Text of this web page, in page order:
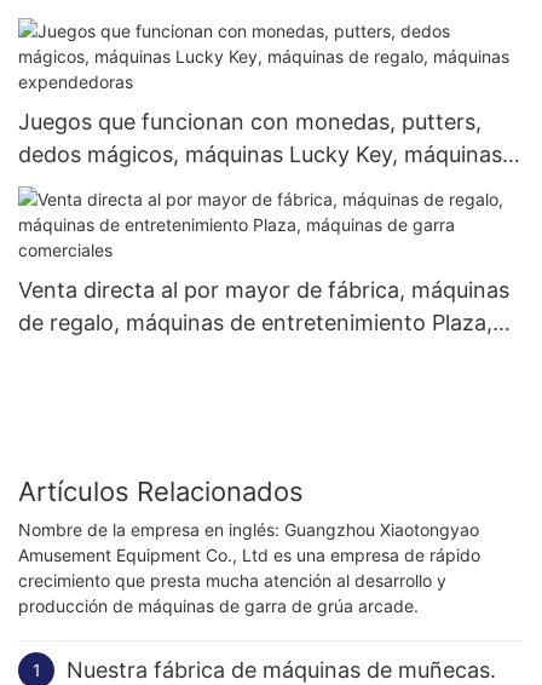
comercial para bebés con garra
Juegos que funcionan con monedas, putters,
dedos mágicos, máquinas Lucky Key, máquinas
de regalo, máquinas expendedoras
Venta directa al por mayor de fábrica, máquinas
de regalo, máquinas de entretenimiento Plaza,
Artículos Relacionados
Nombre de la empresa en inglés: Guangzhou Xiaotongyao
Amusement Equipment Co., Ltd es una empresa de rápido
crecimiento que presta mucha atención al desarrollo y
producción de máquinas de garra de grúa arcade.
1 Nuestra fábrica de máquinas de muñecas.